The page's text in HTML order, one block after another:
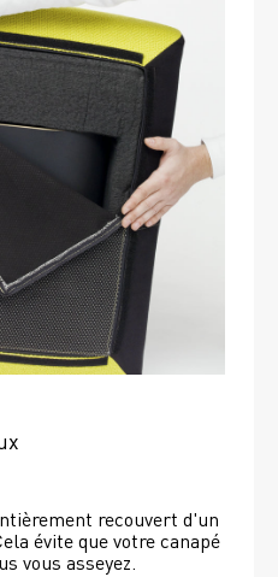
recouvert d'un
évite que votre canapé
vous asseyez.